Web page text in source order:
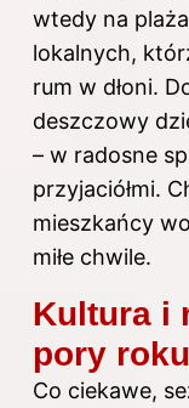
wtedy na
lokalnych,
rum w dłoni.
deszczowy
– w radosne
przyjaciółmi.
mieszkańcy
miłe chwile.
Kultura i
pory roku
Co ciekawe,